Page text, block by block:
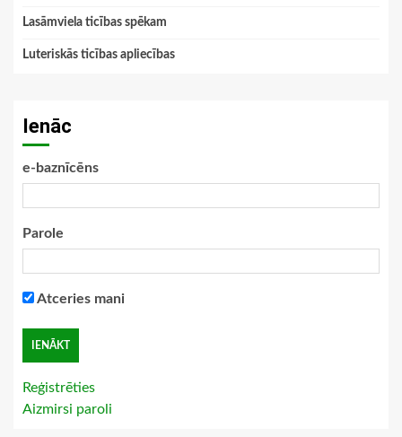
Lasāmviela ticības spēkam
Luteriskās ticības apliecības
Ienāc
e-baznīcēns
Parole
Atceries mani
Reģistrēties
Aizmirsi paroli